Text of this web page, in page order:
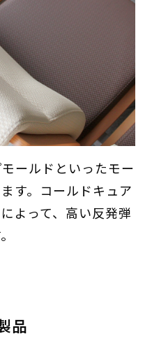
ールドといったモー
す。コールドキュア
よって、高い反発弾
品